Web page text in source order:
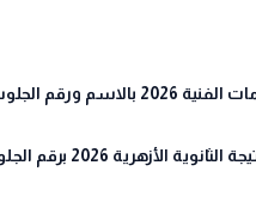
ورقم الجلوس
برقم الجلوس عبر بوابة الأزهر